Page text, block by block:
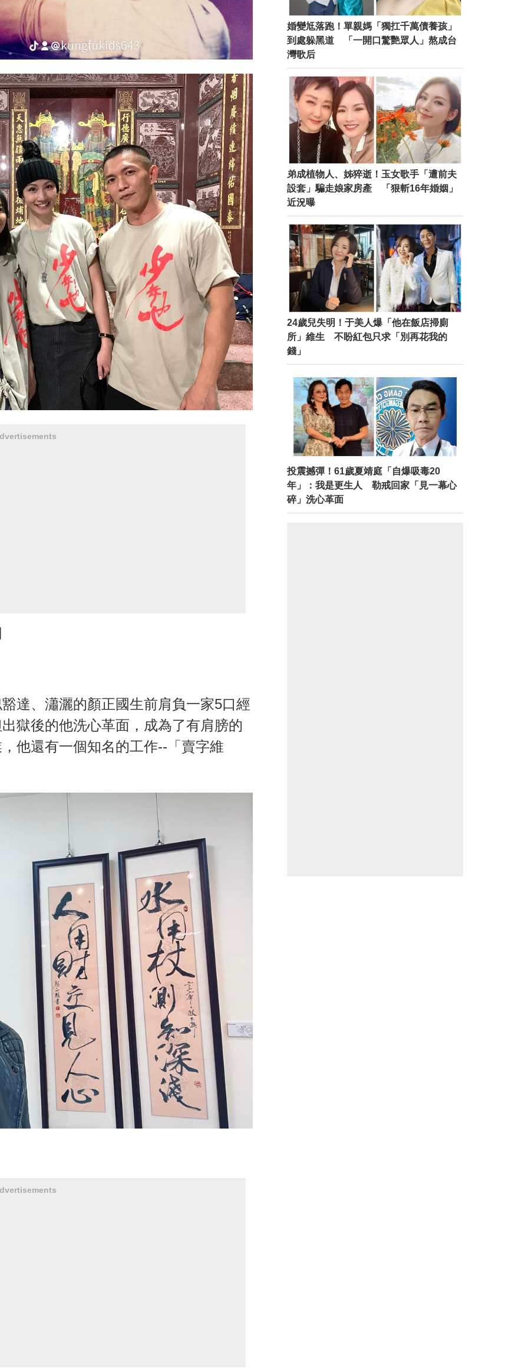
達、瀟灑的顏正國生前肩負一家5口經
獄後的他洗心革面，成為了有肩膀的
他還有一個知名的工作--「賣字維
婚變尪落跑！單親媽「獨扛千萬債養孩」
到處躲黑道 「一開口驚艷眾人」熬成台
灣歌后
弟成植物人、姊猝逝！玉女歌手「遭前夫
設套」騙走娘家房產 「狠斬16年婚姻」
近況曝
24歲兒失明！于美人爆「他在飯店掃廁
所」維生 不盼紅包只求「別再花我的
錢」
投震撼彈！61歲夏靖庭「自爆吸毒20
年」：我是更生人 勒戒回家「見一幕心
碎」洗心革面